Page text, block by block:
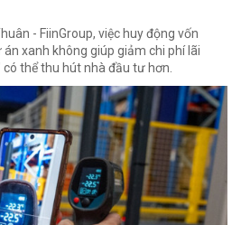
- FiinGroup, việc huy động vốn
xanh không giúp giảm chi phí lãi
thể thu hút nhà đầu tư hơn.